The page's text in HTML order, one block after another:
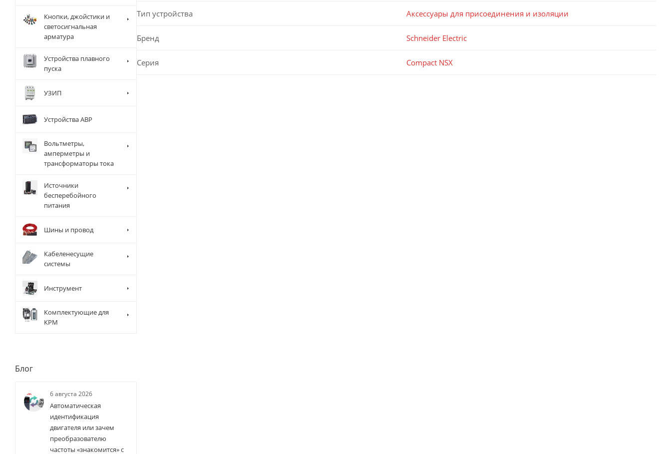
Тип устройства Аксессуары для присоединения и изоляции
Бренд Schneider Electric
Серия Compact NSX
Кнопки, джойстики и
светосигнальная
арматура
Устройства плавного
пуска
УЗИП
Устройства АВР
Вольтметры,
амперметры и
трансформаторы тока
Источники
бесперебойного
питания
Шины и провод
Кабеленесущие
системы
Инструмент
Комплектующие для
КРМ
Блог
6 августа 2026
Автоматическая
идентификация
двигателя или зачем
преобразователю
частоты «знакомится» с